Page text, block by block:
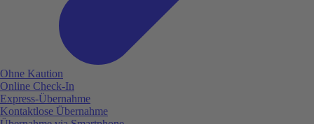
Ohne Kaution
Online Check-In
Express-Übernahme
Kontaktlose Übernahme